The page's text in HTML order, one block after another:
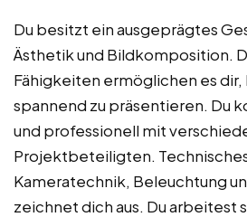
Du besitzt ein ausgeprägtes
Ästhetik und Bildkomposition.
Fähigkeiten ermöglichen es dir,
spannend zu präsentieren. Du
und professionell mit
Projektbeteiligten.
Kameratechnik, Beleuchtung
zeichnet dich aus. Du arbeitest